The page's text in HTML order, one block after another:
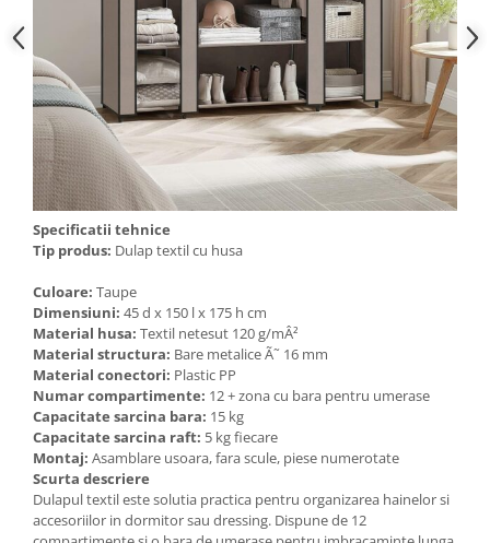
Cosuri de gunoi
Suporturi si accesorii de bucatarie
Living & hol
Mobila living
Comode
Mese cafea si decorative
Rafturi si biblioteci
Tabureti si fotolii
Mobila hol
Cuiere
Pantofare
Specificatii tehnice
Tip produs: Dulap textil cu husa
Culoare: Taupe
Dimensiuni: 45 d x 150 l x 175 h cm
Material husa: Textil netesut 120 g/mÂ²
Material structura: Bare metalice Ã˜ 16 mm
Material conectori: Plastic PP
Numar compartimente: 12 + zona cu bara pentru umerase
Capacitate sarcina bara: 15 kg
Capacitate sarcina raft: 5 kg fiecare
Montaj: Asamblare usoara, fara scule, piese numerotate
Scurta descriere
Dulapul textil este solutia practica pentru organizarea hainelor si
accesoriilor in dormitor sau dressing. Dispune de 12